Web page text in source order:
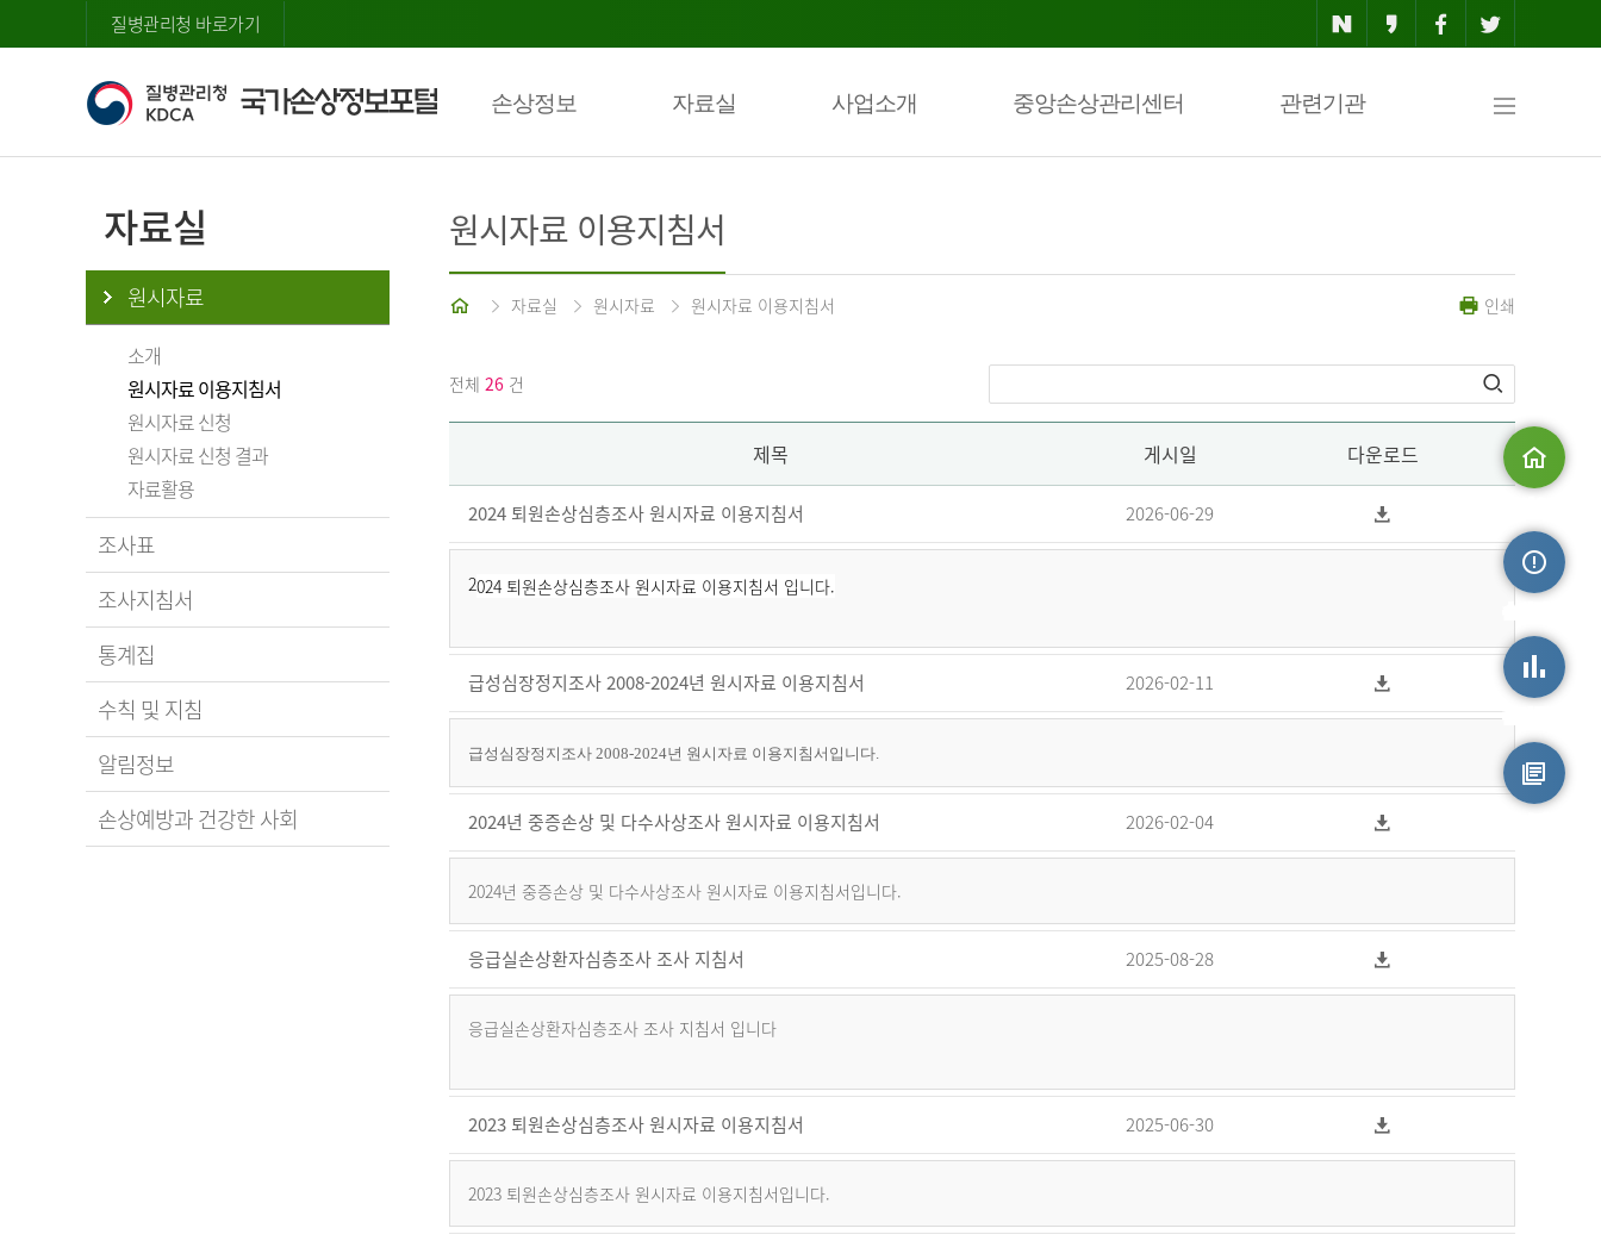
질병관리청 바로가기
손상정보 자료실 사업소개 중앙손상관리센터 관련기관
맵
자료실
원시자료
소개
원시자료 이용지침서
원시자료 신청
원시자료 신청 결과
자료활용
조사표
조사지침서
통계집
수칙 및 지침
알림정보
손상예방과 건강한 사회
원시자료 이용지침서
홈 자료실 원시자료 원시자료 이용지침서 인쇄
전체 26 건
제목 게시일 다운로드
2024 퇴원손상심층조사 원시자료 이용지침서 2026-06-29
2024 퇴원손상심층조사 원시자료 이용지침서 입니다.
급성심장정지조사 2008-2024년 원시자료 이용지침서 2026-02-11
급성심장정지조사 2008-2024년 원시자료 이용지침서입니다.
2024년 중증손상 및 다수사상조사 원시자료 이용지침서 2026-02-04
2024년 중증손상 및 다수사상조사 원시자료 이용지침서입니다.
응급실손상환자심층조사 조사 지침서 2025-08-28
응급실손상환자심층조사 조사 지침서 입니다
2023 퇴원손상심층조사 원시자료 이용지침서 2025-06-30
2023 퇴원손상심층조사 원시자료 이용지침서입니다.
손상정보